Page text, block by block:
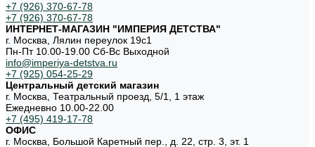
+7 (926) 370-67-78
+7 (926) 370-67-78
ИНТЕРНЕТ-МАГАЗИН "ИМПЕРИЯ ДЕТСТВА"
г. Москва, Лялин переулок 19с1
Пн-Пт 10.00-19.00 Cб-Вс Выходной
info@imperiya-detstva.ru
+7 (925) 054-25-29
Центральный детский магазин
г. Москва, Театральный проезд, 5/1, 1 этаж
Ежедневно 10.00-22.00
+7 (495) 419-17-78
ОФИС
г. Москва, Большой Каретный пер., д. 22, стр. 3, эт. 1